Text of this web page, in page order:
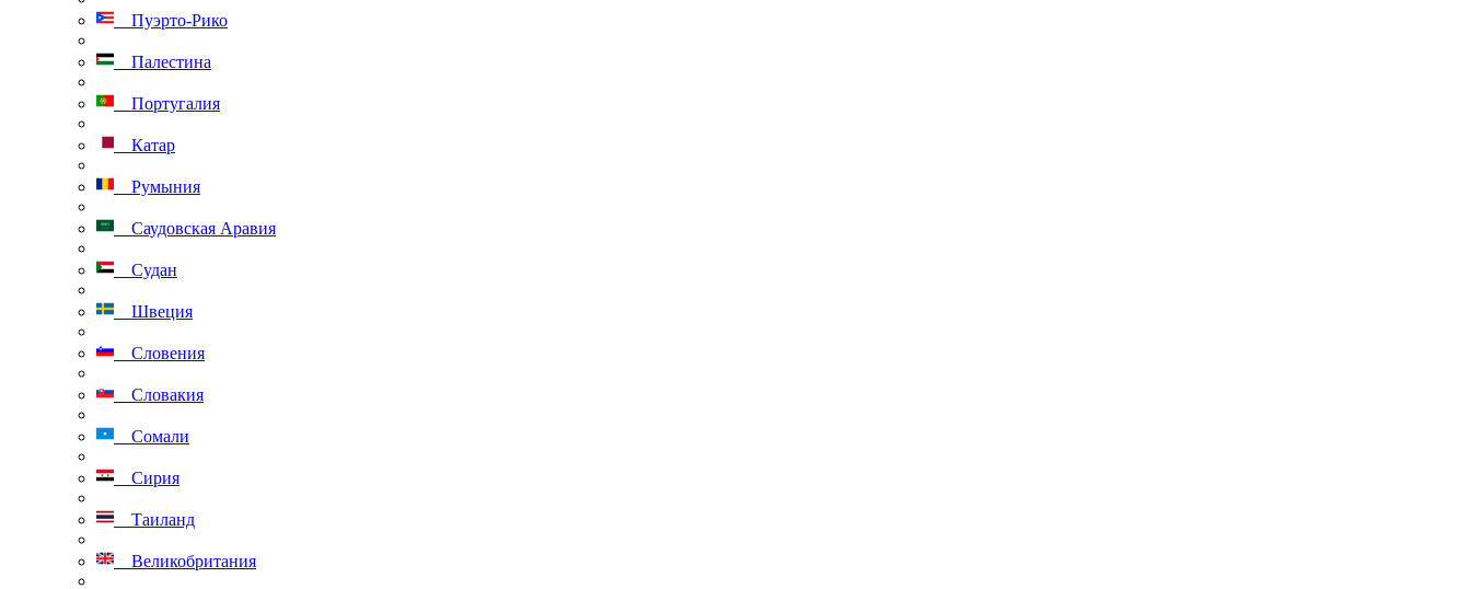
Пуэрто-Рико
Палестина
Португалия
Катар
Румыния
Саудовская Аравия
Судан
Швеция
Словения
Словакия
Сомали
Сирия
Таиланд
Великобритания